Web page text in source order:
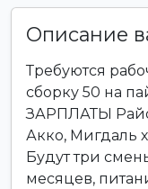
Описание
Требуются
сборку 50 на
ЗАРПЛАТЫ
Акко, Мигдаль
Будут три
месяцев,